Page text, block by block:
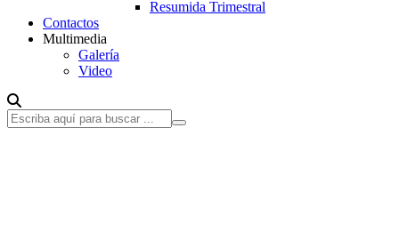
Resumida Trimestral
Contactos
Multimedia
Galería
Video